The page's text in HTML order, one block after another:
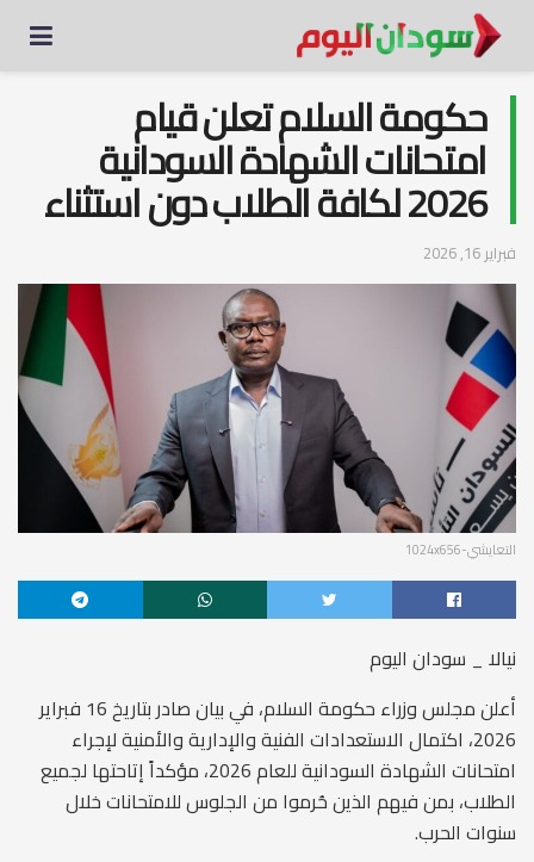
حكومة السلام تعلن قيام
امتحانات الشهادة السودانية
2026 لكافة الطلاب دون استثناء
فبراير 16, 2026
التعايشي-1024x656
نيالا _ سودان اليوم
أعلن مجلس وزراء حكومة السلام، في بيان صادر بتاريخ 16 فبراير
2026، اكتمال الاستعدادات الفنية والإدارية والأمنية لإجراء
امتحانات الشهادة السودانية للعام 2026، مؤكداً إتاحتها لجميع
الطلاب، بمن فيهم الذين حُرموا من الجلوس للامتحانات خلال
سنوات الحرب.